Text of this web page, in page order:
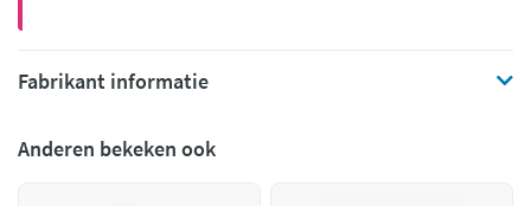
Fabrikant informatie
Anderen bekeken ook